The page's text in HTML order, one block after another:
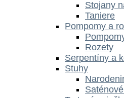
Stojany
Taniere
Pompomy a
Rozety
Serpentíny a
Stuhy